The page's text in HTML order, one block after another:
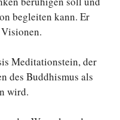
begleiten kann. Er
Meditationstein, der
des Buddhismus als
wird.